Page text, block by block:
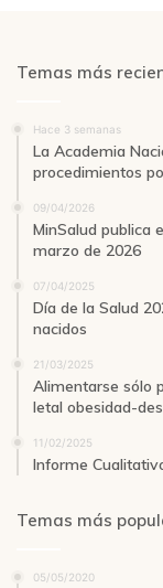
Temas más
Hace 3 semanas
La Academia
procedimientos
09/04/2026
MinSalud publica
marzo de 2026
07/04/2025
Día de la Salud
nacidos
21/03/2025
Alimentarse sólo
letal obesidad-
11/02/2025
Informe
Temas más
05/05/2020